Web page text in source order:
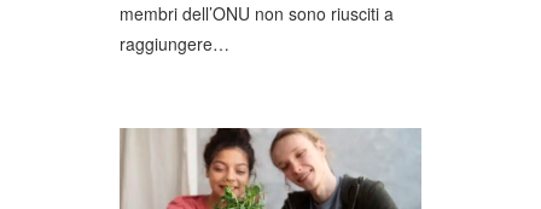
membri dell’ONU non sono riusciti a
raggiungere…